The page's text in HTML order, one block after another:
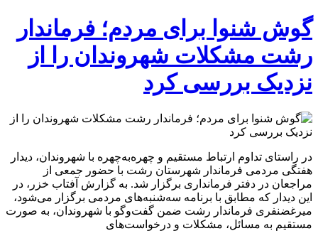
گوش شنوا برای مردم؛ فرماندار
رشت مشکلات شهروندان را از
نزدیک بررسی کرد
در راستای تداوم ارتباط مستقیم و چهره‌به‌چهره با شهروندان، دیدار
هفتگی مردمی فرماندار شهرستان رشت با حضور جمعی از
مراجعان در دفتر فرمانداری برگزار شد. به گزارش آفتاب خزر، در
این دیدار که مطابق با برنامه سه‌شنبه‌های مردمی برگزار می‌شود،
میرغضنفری فرماندار رشت ضمن گفت‌وگو با شهروندان، به صورت
مستقیم به مسائل، مشکلات و درخواست‌های